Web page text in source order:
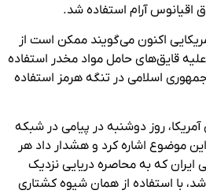
اقیانوس آرام استفاده شد.
اکنون می‌گویند ممکن است از
قایق‌های حامل مواد مخدر استفاده
اسلامی در تنگه هرمز استفاده
روز دوشنبه در پیامی در شبکه
موضوع اشاره کرد و هشدار داد هر
ایران که به محاصره دریایی نزدیک
با استفاده از همان شیوه کشتاری